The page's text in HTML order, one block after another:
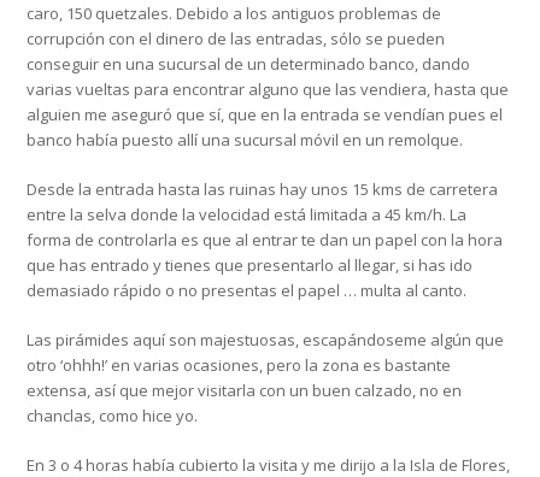
caro, 150 quetzales. Debido a los antiguos problemas de
corrupción con el dinero de las entradas, sólo se pueden
conseguir en una sucursal de un determinado banco, dando
varias vueltas para encontrar alguno que las vendiera, hasta que
alguien me aseguró que sí, que en la entrada se vendían pues el
banco había puesto allí una sucursal móvil en un remolque.
Desde la entrada hasta las ruinas hay unos 15 kms de carretera
entre la selva donde la velocidad está limitada a 45 km/h. La
forma de controlarla es que al entrar te dan un papel con la hora
que has entrado y tienes que presentarlo al llegar, si has ido
demasiado rápido o no presentas el papel … multa al canto.
Las pirámides aquí son majestuosas, escapándoseme algún que
otro ‘ohhh!’ en varias ocasiones, pero la zona es bastante
extensa, así que mejor visitarla con un buen calzado, no en
chanclas, como hice yo.
En 3 o 4 horas había cubierto la visita y me dirijo a la Isla de Flores,